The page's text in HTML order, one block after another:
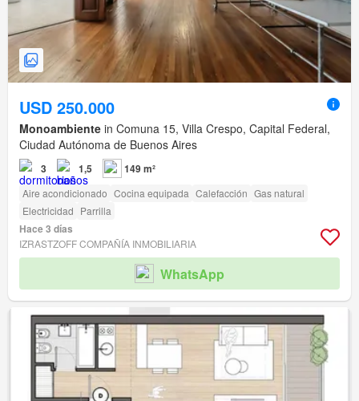
USD 250.000
Monoambiente in Comuna 15, Villa Crespo, Capital Federal,
Ciudad Autónoma de Buenos Aires
3 1,5 149 m²
Aire acondicionado Cocina equipada Calefacción Gas natural
Electricidad Parrilla
Hace 3 días
IZRASTZOFF COMPAÑÍA INMOBILIARIA
WhatsApp